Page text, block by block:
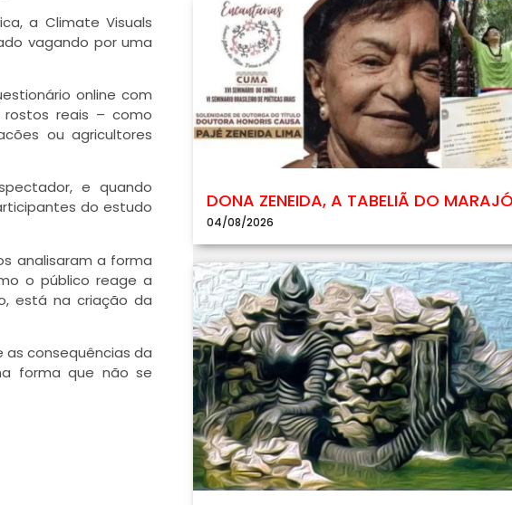
a Climate Visuals
vagando por uma
online com
reais – como
ou agricultores
e quando
do estudo
analisaram a forma
o público reage a
está na criação da
as consequências da
forma que não se
DONA ZENEIDA, A TABELIÃ DO
04/08/2026